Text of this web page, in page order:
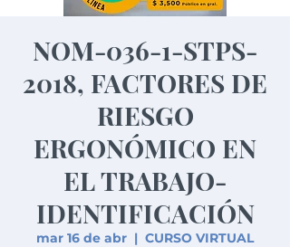
NOM-036-1-STPS-
2018, FACTORES DE
RIESGO
ERGONÓMICO EN
EL TRABAJO-
IDENTIFICACIÓN
mar 16 de abr
  |
CURSO VIRTUAL